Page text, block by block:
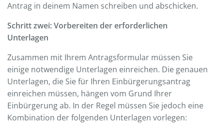
Antrag in deinem Namen schreiben und abschicken.
Schritt zwei: Vorbereiten der erforderlichen
Unterlagen
Zusammen mit Ihrem Antragsformular müssen Sie
einige notwendige Unterlagen einreichen. Die genauen
Unterlagen, die Sie für Ihren Einbürgerungsantrag
einreichen müssen, hängen vom Grund Ihrer
Einbürgerung ab. In der Regel müssen Sie jedoch eine
Kombination der folgenden Unterlagen vorlegen: